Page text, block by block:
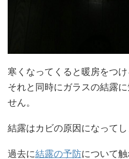
寒くなってくると暖房をつけ
それと同時にガラスの結露
せん。
結露はカビの原因になって
過去に結露の予防について